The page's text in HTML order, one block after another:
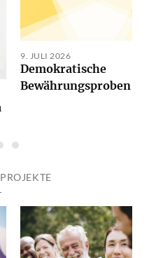
9. JULI 2026
Demokratische
Bewährungsproben